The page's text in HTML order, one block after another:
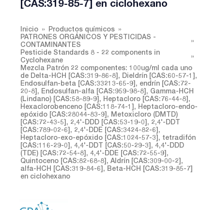
[CAS:319-85-7] en ciclohexano
Inicio
Productos químicos
PATRONES ORGÁNICOS Y PESTICIDAS -
CONTAMINANTES
Pesticide Standards 8 - 22 components in
Cyclohexane
Mezcla Patrón 22 componentes: 100ug/ml cada uno
de Delta-HCH [CAS:319-86-8], Dieldrín [CAS:60-57-1],
Endosulfan-beta [CAS:33213-65-9], endrín [CAS:72-
20-8], Endosulfan-alfa [CAS:959-98-8], Gamma-HCH
(Lindano) [CAS:58-89-9], Heptacloro [CAS:76-44-8],
Hexaclorobenceno [CAS:118-74-1], Heptacloro-endo-
epóxido [CAS:28044-83-9], Metoxicloro (DMTD)
[CAS:72-43-5], 2,4'-DDD [CAS:53-19-0], 2,4'-DDT
[CAS:789-02-6], 2,4'-DDE [CAS:3424-82-6],
Heptacloro-exo-epóxido [CAS:1024-57-3], tetradifón
[CAS:116-29-0], 4,4'-DDT [CAS:50-29-3], 4,4'-DDD
(TDE) [CAS:72-54-8], 4,4'-DDE [CAS:72-55-9],
Quintoceno [CAS:82-68-8], Aldrín [CAS:309-00-2],
alfa-HCH [CAS:319-84-6], Beta-HCH [CAS:319-85-7]
en ciclohexano